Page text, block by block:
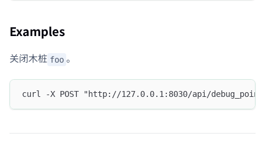
Examples
关闭木桩 foo 。
curl -X POST "http://127.0.0.1:8030/api/